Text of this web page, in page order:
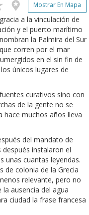
Mostrar En Mapa
a la vinculación de
y el puerto marítimo
la Palmira del Sur
corren por el mar
en el sin fin de
únicos lugares de
curativos sino con
de la gente no se
muchos años lleva
del mandato de
después instalaron el
unas cuantas leyendas.
de colonia de la Grecia
relevante, pero no
ausencia del agua
ciudad la frase francesa